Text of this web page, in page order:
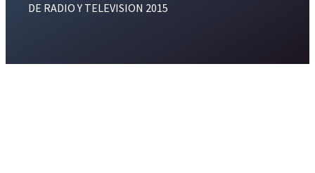
DE RADIO Y TELEVISION 2015